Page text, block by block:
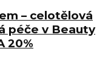
– celotělová
péče v Beauty
20%